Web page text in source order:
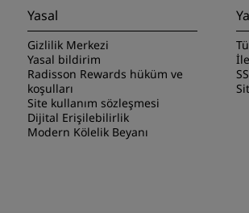
Yasal
Gizlilik Merkezi
Yasal bildirim
Radisson Rewards hüküm ve
koşulları
Site kullanım sözleşmesi
Dijital Erişilebilirlik
Modern Kölelik Beyanı